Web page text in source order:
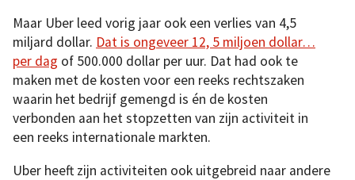
Maar Uber leed vorig jaar ook een verlies van 4,5
miljard dollar. Dat is ongeveer 12, 5 miljoen dollar…
per dag of 500.000 dollar per uur. Dat had ook te
maken met de kosten voor een reeks rechtszaken
waarin het bedrijf gemengd is én de kosten
verbonden aan het stopzetten van zijn activiteit in
een reeks internationale markten.
Uber heeft zijn activiteiten ook uitgebreid naar andere